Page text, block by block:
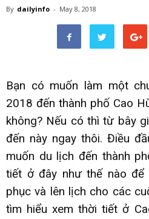
By dailyinfo - May 8, 2018
Bạn có muốn làm một
2018 đến thành phố Cao
không? Nếu có thì từ bây
đến này ngay thôi. Điều
muốn du lịch đến thành
tiết ở đây như thế nào
phục và lên lịch cho các
tìm hiểu xem thời tiết ở